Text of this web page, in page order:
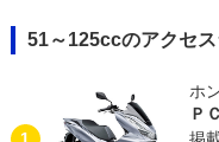
51～125ccのアクセ
ホ
Ｐ